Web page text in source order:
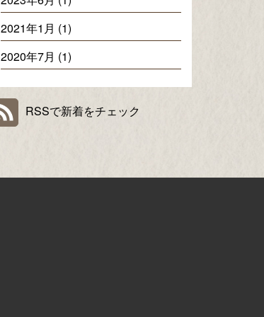
2021年1月 (1)
2020年7月 (1)
RSSで新着をチェック